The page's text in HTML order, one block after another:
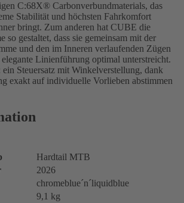
C:68X® Carbonverbundmaterials, das
Stabilität und höchsten Fahrkomfort
bringt. Zum anderen hat CUBE die
so gestaltet, dass sie gemeinsam mit der
und den im Inneren verlaufenden Zügen
Linienführung optimal unterstreicht.
Steuersatz mit Winkelverstellung, dank
exakt auf individuelle Vorlieben abstimmen
Hardtail MTB
2026
chromeblue´n´liquidblue
9,1 kg